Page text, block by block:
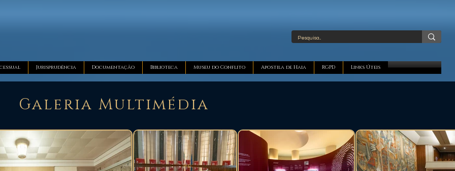
Jurisprudência Documentação Biblioteca Museu do Conflito Apostila de Haia RGPD Links Úteis
Galeria Multimédia